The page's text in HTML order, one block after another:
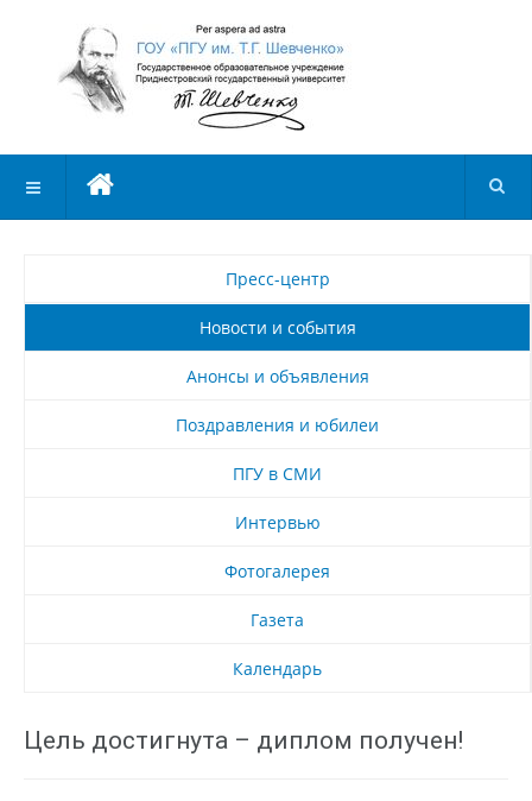
Пресс-центр
Новости и события
Анонсы и объявления
Поздравления и юбилеи
ПГУ в СМИ
Интервью
Фотогалерея
Газета
Календарь
Цель достигнута – диплом получен!